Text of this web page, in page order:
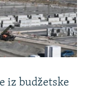
iz budžetske